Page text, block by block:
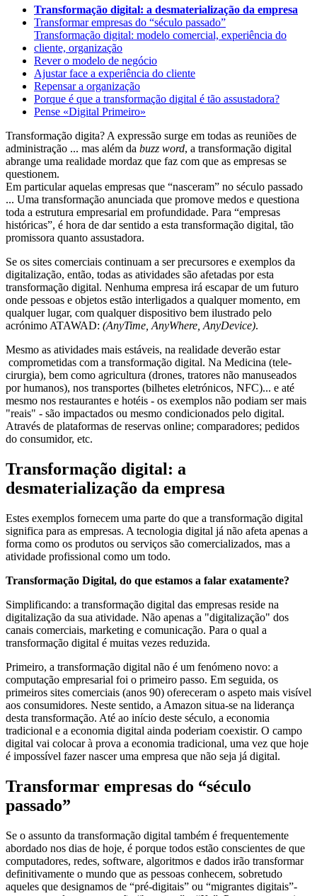
Transformação digital: a desmaterialização da empresa
Transformar empresas do “século passado”
Transformação digital: modelo comercial, experiência do
cliente, organização
Rever o modelo de negócio
Ajustar face a experiência do cliente
Repensar a organização
Porque é que a transformação digital é tão assustadora?
Pense «Digital Primeiro»
Transformação digita? A expressão surge em todas as reuniões de
administração ... mas além da buzz word, a transformação digital
abrange uma realidade mordaz que faz com que as empresas se
questionem.
Em particular aquelas empresas que “nasceram” no século passado
... Uma transformação anunciada que promove medos e questiona
toda a estrutura empresarial em profundidade. Para “empresas
históricas”, é hora de dar sentido a esta transformação digital, tão
promissora quanto assustadora.
Se os sites comerciais continuam a ser precursores e exemplos da
digitalização, então, todas as atividades são afetadas por esta
transformação digital. Nenhuma empresa irá escapar de um futuro
onde pessoas e objetos estão interligados a qualquer momento, em
qualquer lugar, com qualquer dispositivo bem ilustrado pelo
acrónimo ATAWAD: (AnyTime, AnyWhere, AnyDevice).
Mesmo as atividades mais estáveis, na realidade deverão estar
comprometidas com a transformação digital. Na Medicina (tele-
cirurgia), bem como agricultura (drones, tratores não manuseados
por humanos), nos transportes (bilhetes eletrónicos, NFC)... e até
mesmo nos restaurantes e hotéis - os exemplos não podiam ser mais
"reais" - são impactados ou mesmo condicionados pelo digital.
Através de plataformas de reservas online; comparadores; pedidos
do consumidor, etc.
Transformação digital: a
desmaterialização da empresa
Estes exemplos fornecem uma parte do que a transformação digital
significa para as empresas. A tecnologia digital já não afeta apenas a
forma como os produtos ou serviços são comercializados, mas a
atividade profissional como um todo.
Transformação Digital, do que estamos a falar exatamente?
Simplificando: a transformação digital das empresas reside na
digitalização da sua atividade. Não apenas a "digitalização" dos
canais comerciais, marketing e comunicação. Para o qual a
transformação digital é muitas vezes reduzida.
Primeiro, a transformação digital não é um fenómeno novo: a
computação empresarial foi o primeiro passo. Em seguida, os
primeiros sites comerciais (anos 90) ofereceram o aspeto mais visível
aos consumidores. Neste sentido, a Amazon situa-se na liderança
desta transformação. Até ao início deste século, a economia
tradicional e a economia digital ainda poderiam coexistir. O campo
digital vai colocar à prova a economia tradicional, uma vez que hoje
é impossível fazer nascer uma empresa que não seja já digital.
Transformar empresas do “século
passado”
Se o assunto da transformação digital também é frequentemente
abordado nos dias de hoje, é porque todos estão conscientes de que
computadores, redes, software, algoritmos e dados irão transformar
definitivamente o mundo que as pessoas conhecem, sobretudo
aqueles que designamos de “pré-digitais” ou “migrantes digitais”-